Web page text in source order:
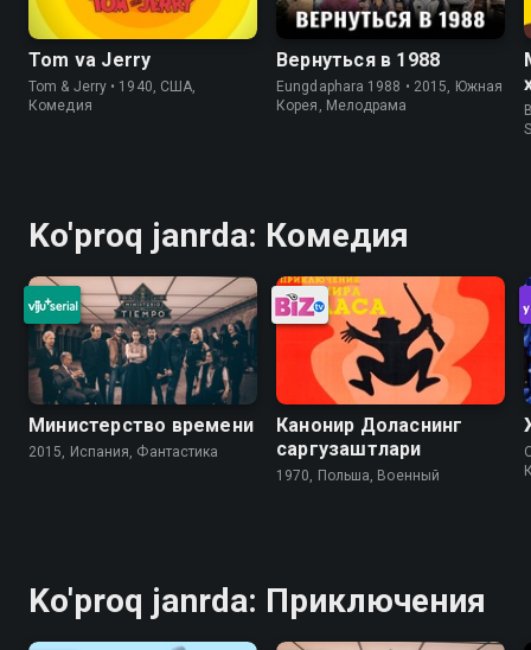
Tom va Jerry
Tom & Jerry • 1940, США,
Комедия
Вернуться в 1988
Eungdaphara 1988 • 2015, Южная
Корея, Мелодрама
Ko'proq janrda: Комедия
Министерство времени
2015, Испания, Фантастика
Канонир Доласнинг
саргузаштлари
1970, Польша, Военный
Ko'proq janrda: Приключения